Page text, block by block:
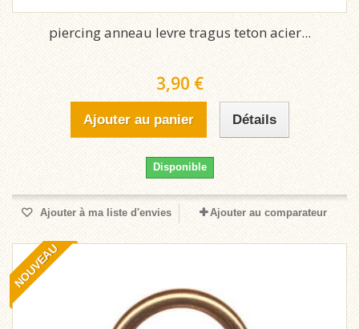
piercing anneau levre tragus teton acier...
3,90 €
Ajouter au panier Détails
Disponible
Ajouter à ma liste d'envies Ajouter au comparateur
NOUVEAU